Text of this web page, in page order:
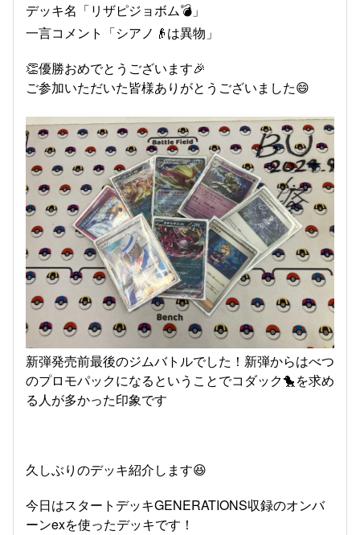
デッキ名「リザピジョボム💣」
一言コメント「シアノ👴は異物」
👏優勝おめでとうございます🎉
ご参加いただいた皆様ありがとうございました😄
新弾発売前最後のジムバトルでした！新弾からはべつ
のプロモパックになるということでコダック🐤を求め
る人が多かった印象です
久しぶりのデッキ紹介します😆
今日はスタートデッキGENERATIONS収録のオンバ
ーンexを使ったデッキです！